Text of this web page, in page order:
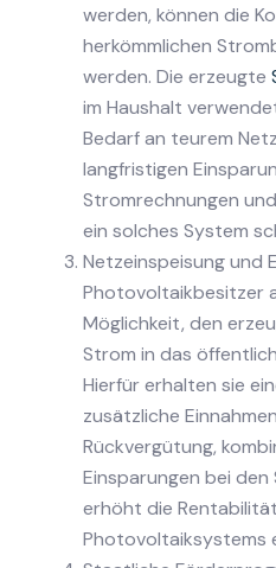
werden, können die
herkömmlichen
werden. Die erzeugte
im Haushalt
Bedarf an teurem
langfristigen
Stromrechnungen
ein solches System
Netzeinspeisung und
Photovoltaikbesitzer
Möglichkeit, den
Strom in das
Hierfür erhalten sie
zusätzliche
Rückvergütung,
Einsparungen bei
erhöht die
Photovoltaiksystems